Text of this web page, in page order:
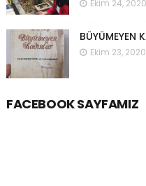
Ekim 24, 2020
BÜYÜMEYEN
Ekim 23, 2020
FACEBOOK SAYFAMIZ